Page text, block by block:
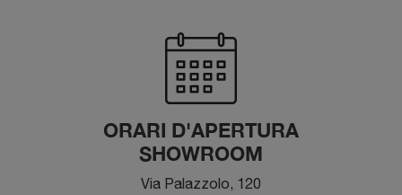
ORARI D'APERTURA
SHOWROOM
Via Palazzolo, 120